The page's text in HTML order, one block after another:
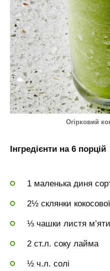
Огірковий
Інгредієнти на 6 порцій
1 маленька диня
2½ склянки
⅓ чашки листя м’яти
2 ст.л. соку лайма
½ ч.л. солі